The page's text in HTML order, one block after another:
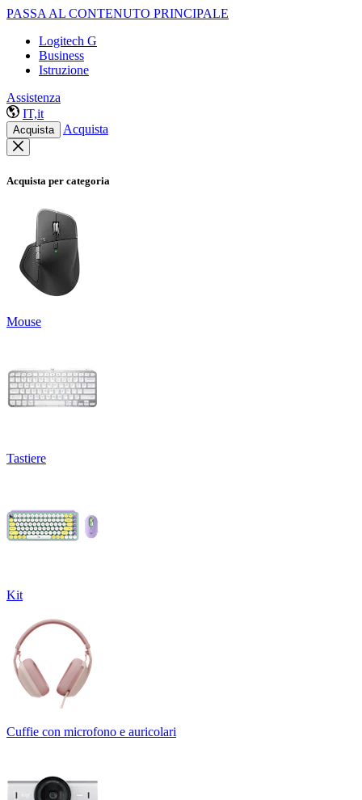
PASSA AL CONTENUTO PRINCIPALE
Logitech G
Business
Istruzione
Assistenza
IT,it
Acquista Acquista
Acquista per categoria
Mouse
Tastiere
Kit
Cuffie con microfono e auricolari